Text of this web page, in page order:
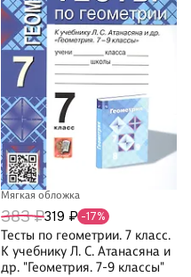
Мягкая обложка
383 ₽319 ₽ -17%
Тесты по геометрии. 7 класс.
К учебнику Л. С. Атанасяна и
др. "Геометрия. 7-9 классы"